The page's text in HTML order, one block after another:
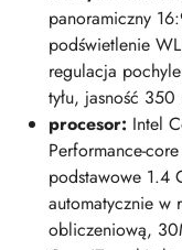
panoramiczny
podświetlenie
regulacja
tyłu, jasność
procesor: Intel
Performance-
podstawowe 1.4
automatycznie w
obliczeniową,